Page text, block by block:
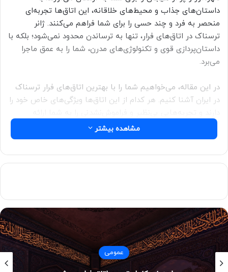
داستان‌های جذاب و محیط‌های خلاقانه، این اتاق‌ها تجربه‌ای
منحصر به فرد و چند حسی را برای شما فراهم می‌کنند. ژانر
ترسناک در اتاق‌های فرار، تنها به ترساندن محدود نمی‌شود؛ بلکه با
داستان‌پردازی قوی و تکنولوژی‌های مدرن، شما را به عمق ماجرا
می‌برد.
در این مقاله، می‌خواهیم شما را با بهترین اتاق‌های فرار ترسناک
در ایران آشنا کنیم. هر کدام از این اتاق‌ها ویژگی‌های خاص خود را
ویژگی‌های اتاق فرار ترسناک
می‌کنند. نورپردازی‌های ضعیف و سایه‌پردازی‌های هوشمندانه،
حس ترس و هیجان را افزایش می‌دهند. در چنین فضایی، هر
صدای ناگهانی یا حرکت غیرمنتظره می‌تواند ضربان قلب شما را بالا
ببرد.
در این اتاق‌ها، شرکت‌کنندگان باید با حل معماها و چالش‌های
مشاهده بیشتر
عمومی